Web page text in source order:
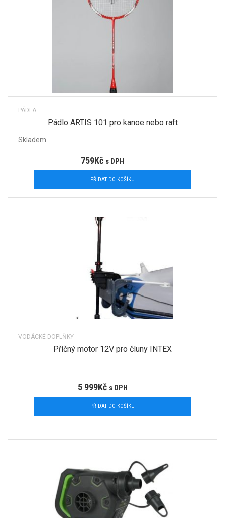
PÁDLA
Pádlo ARTIS 101 pro kanoe nebo raft
759Kč s DPH
Skladem
PŘIDAT DO KOŠÍKU
VODÁCKÉ DOPLŇKY
Příčný motor 12V pro čluny INTEX
5 999Kč s DPH
PŘIDAT DO KOŠÍKU